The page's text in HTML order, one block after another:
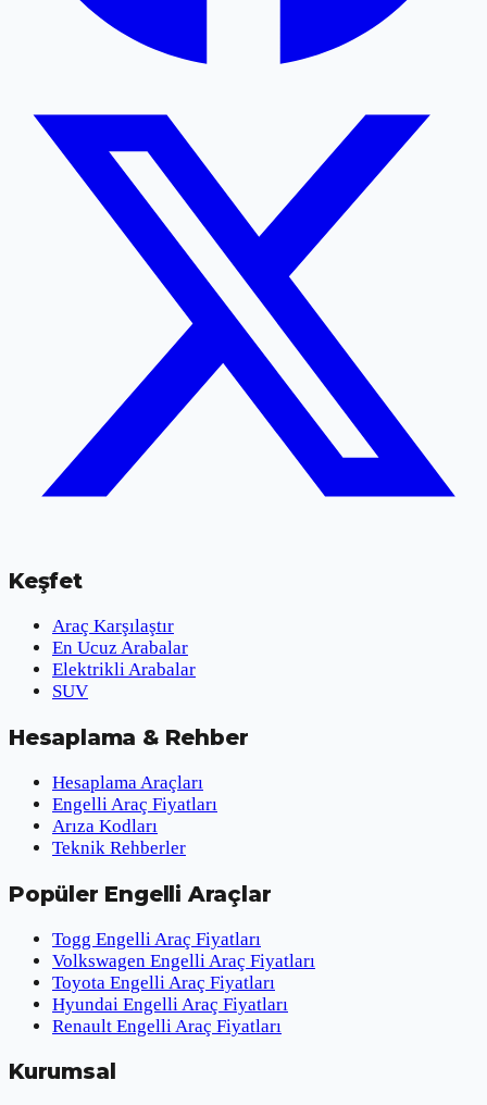
Keşfet
Araç Karşılaştır
En Ucuz Arabalar
Elektrikli Arabalar
SUV
Hesaplama & Rehber
Hesaplama Araçları
Engelli Araç Fiyatları
Arıza Kodları
Teknik Rehberler
Popüler Engelli Araçlar
Togg Engelli Araç Fiyatları
Volkswagen Engelli Araç Fiyatları
Toyota Engelli Araç Fiyatları
Hyundai Engelli Araç Fiyatları
Renault Engelli Araç Fiyatları
Kurumsal